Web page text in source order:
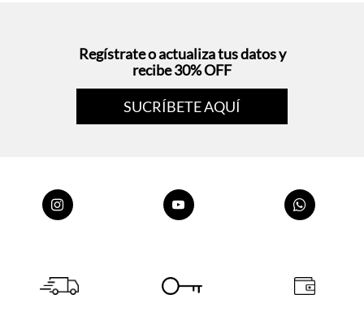
Regístrate o actualiza tus datos y
recibe 30% OFF
SUCRÍBETE AQUÍ